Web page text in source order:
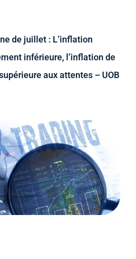
de juillet : L’inflation
inférieure, l’inflation de
aux attentes – UOB